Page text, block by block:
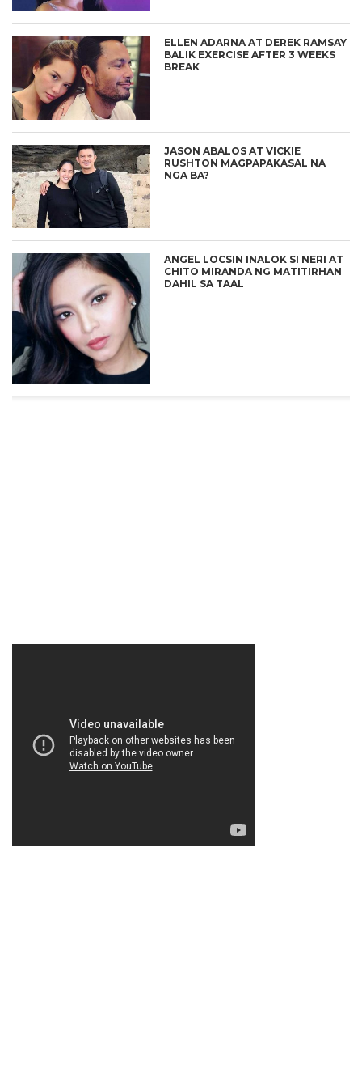
ELLEN ADARNA AT DEREK RAMSAY
BALIK EXERCISE AFTER 3 WEEKS
BREAK
JASON ABALOS AT VICKIE
RUSHTON MAGPAPAKASAL NA
NGA BA?
ANGEL LOCSIN INALOK SI NERI AT
CHITO MIRANDA NG MATITIRHAN
DAHIL SA TAAL